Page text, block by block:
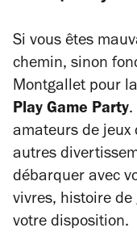
Si vous êtes
chemin, sinon
Montgallet pour
Play Game Party.
amateurs de jeux
autres
débarquer avec
vivres, histoire
votre disposition.